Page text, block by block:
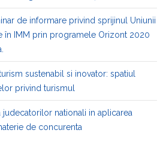
de informare privind sprijinul Uniunii
în IMM prin programele Orizont 2020
sustenabil si inovator: spatiul
privind turismul
judecatorilor nationali in aplicarea
de concurenta